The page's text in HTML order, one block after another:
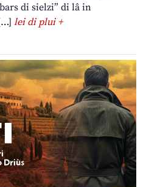
di sielzi” di lâ in
lei di plui +